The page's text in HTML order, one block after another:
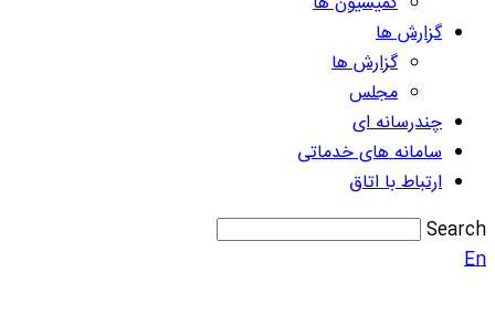
گزارش ها
گزارش ها
مجلس
چندرسانه ای
سامانه های خدماتی
ارتباط با اتاق
Search
En